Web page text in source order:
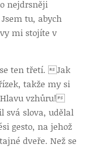
nejdrsněji
tu, abych
mi stojíte v
ten třetí. Jak
takže my si
Hlavu vzhůru!
svá slova, udělal
gesto, na jehož
dveře. Než se